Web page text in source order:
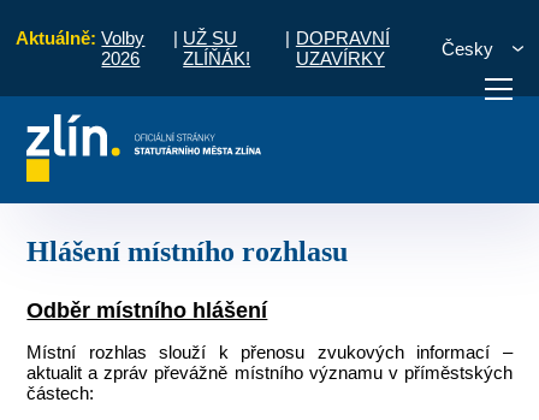
Aktuálně: Volby
2026
| UŽ SU
ZLÍŇÁK!
| DOPRAVNÍ
UZAVÍRKY
Česky
vyřídit Potřebuji zaplatit
Hlášení místního rozhlasu
Odběr místního hlášení
Místní rozhlas slouží k přenosu zvukových informací –
aktualit a zpráv převážně místního významu v příměstských
částech: